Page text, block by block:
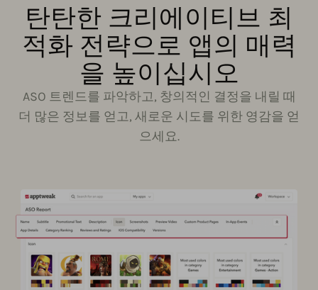
탄탄한 크리에이티브 최
적화 전략으로 앱의 매력
을 높이십시오
ASO 트렌드를 파악하고, 창의적인 결정을 내릴 때
더 많은 정보를 얻고, 새로운 시도를 위한 영감을 얻
으세요.